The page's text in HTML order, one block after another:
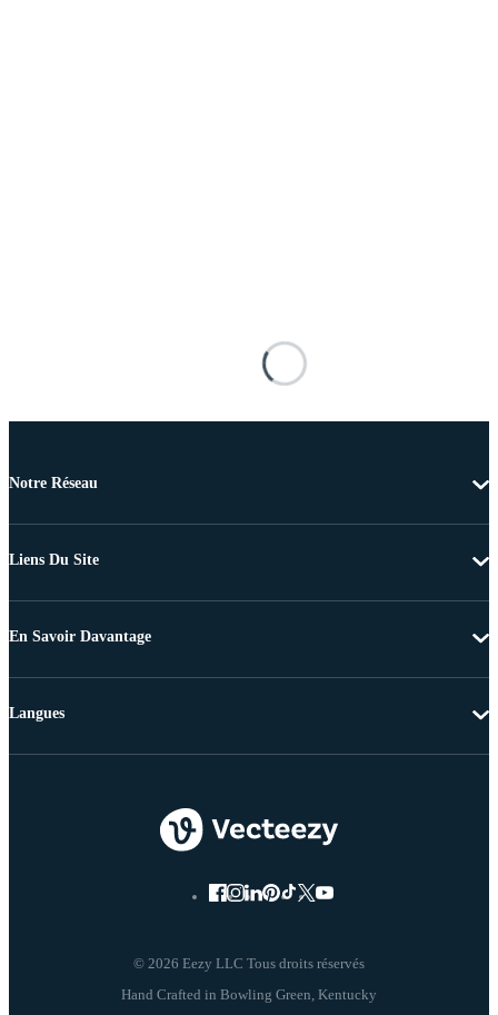
Notre Réseau
Liens Du Site
En Savoir Davantage
© 2026 Eezy LLC Tous droits réservés
Langues